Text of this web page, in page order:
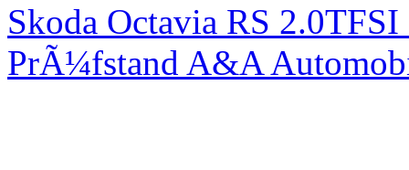
Skoda Octavia RS
PrÃ¼fstand A&A